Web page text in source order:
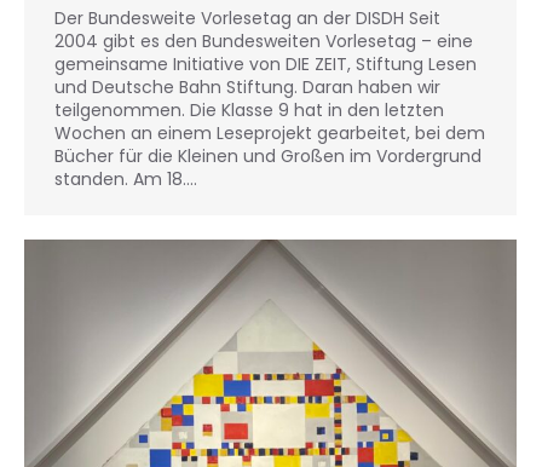
Der Bundesweite Vorlesetag an der DISDH Seit
2004 gibt es den Bundesweiten Vorlesetag – eine
gemeinsame Initiative von DIE ZEIT, Stiftung Lesen
und Deutsche Bahn Stiftung. Daran haben wir
teilgenommen. Die Klasse 9 hat in den letzten
Wochen an einem Leseprojekt gearbeitet, bei dem
Bücher für die Kleinen und Großen im Vordergrund
standen. Am 18.…